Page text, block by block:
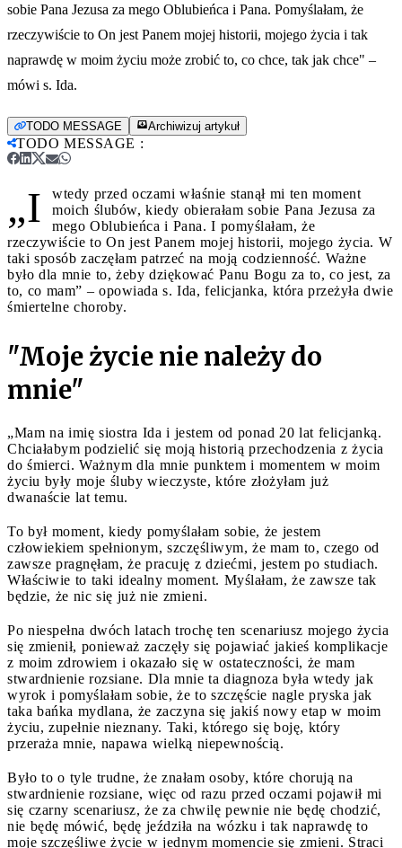
sobie Pana Jezusa za mego Oblubieńca i Pana. Pomyślałam, że
rzeczywiście to On jest Panem mojej historii, mojego życia i tak
naprawdę w moim życiu może zrobić to, co chce, tak jak chce" –
mówi s. Ida.
TODO MESSAGE Archiwizuj artykuł
TODO MESSAGE :
„I
wtedy przed oczami właśnie stanął mi ten moment
moich ślubów, kiedy obierałam sobie Pana Jezusa za
mego Oblubieńca i Pana. I pomyślałam, że
rzeczywiście to On jest Panem mojej historii, mojego życia. W
taki sposób zaczęłam patrzeć na moją codzienność. Ważne
było dla mnie to, żeby dziękować Panu Bogu za to, co jest, za
to, co mam” – opowiada s. Ida, felicjanka, która przeżyła dwie
śmiertelne choroby.
"Moje życie nie należy do
mnie"
„Mam na imię siostra Ida i jestem od ponad 20 lat felicjanką.
Chciałabym podzielić się moją historią przechodzenia z życia
do śmierci. Ważnym dla mnie punktem i momentem w moim
życiu były moje śluby wieczyste, które złożyłam już
dwanaście lat temu.
To był moment, kiedy pomyślałam sobie, że jestem
człowiekiem spełnionym, szczęśliwym, że mam to, czego od
zawsze pragnęłam, że pracuję z dziećmi, jestem po studiach.
Właściwie to taki idealny moment. Myślałam, że zawsze tak
będzie, że nic się już nie zmieni.
Po niespełna dwóch latach trochę ten scenariusz mojego życia
się zmienił, ponieważ zaczęły się pojawiać jakieś komplikacje
z moim zdrowiem i okazało się w ostateczności, że mam
stwardnienie rozsiane. Dla mnie ta diagnoza była wtedy jak
wyrok i pomyślałam sobie, że to szczęście nagle pryska jak
taka bańka mydlana, że zaczyna się jakiś nowy etap w moim
życiu, zupełnie nieznany. Taki, którego się boję, który
przeraża mnie, napawa wielką niepewnością.
Było to o tyle trudne, że znałam osoby, które chorują na
stwardnienie rozsiane, więc od razu przed oczami pojawił mi
się czarny scenariusz, że za chwilę pewnie nie będę chodzić,
nie będę mówić, będę jeździła na wózku i tak naprawdę to
moje szczęśliwe życie w jednym momencie się zmieni. Straci